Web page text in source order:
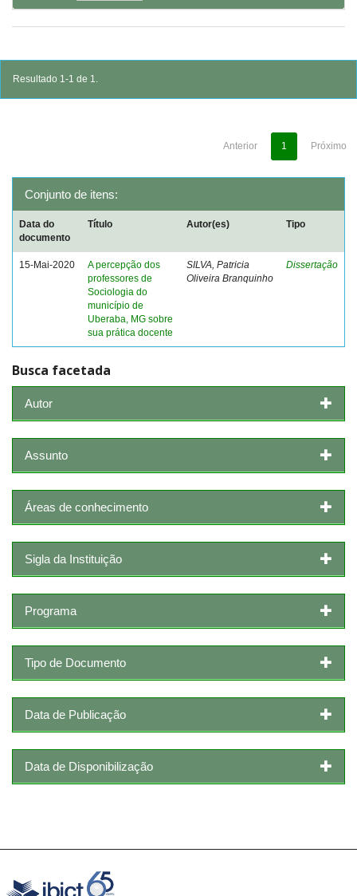
Resultado 1-1 de 1.
Anterior 1 Próximo
Conjunto de itens:
Data do
documento
Título Autor(es) Tipo
15-Mai-2020
A percepção dos
professores de
Sociologia do
município de
Uberaba, MG sobre
sua prática docente
SILVA, Patricia
Oliveira Branquinho
Dissertação
Busca facetada
Autor
Assunto
Áreas de conhecimento
Sigla da Instituição
Programa
Tipo de Documento
Data de Publicação
Data de Disponibilização